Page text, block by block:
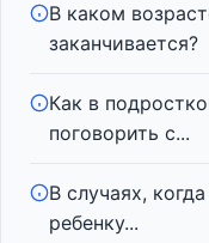
В каком
заканчивается?
Как в
поговорить с...
В случаях,
ребенку...